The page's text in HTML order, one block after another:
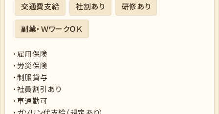
交通費支給 社割あり 研修あり
副業・ＷワークＯＫ
・雇用保険
・労災保険
・制服貸与
・社員割引あり
・車通勤可